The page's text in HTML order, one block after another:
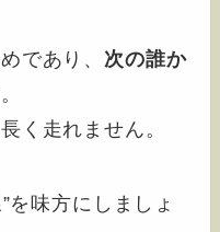
であり、 次の誰か
く走れません。
を味方にしましょ